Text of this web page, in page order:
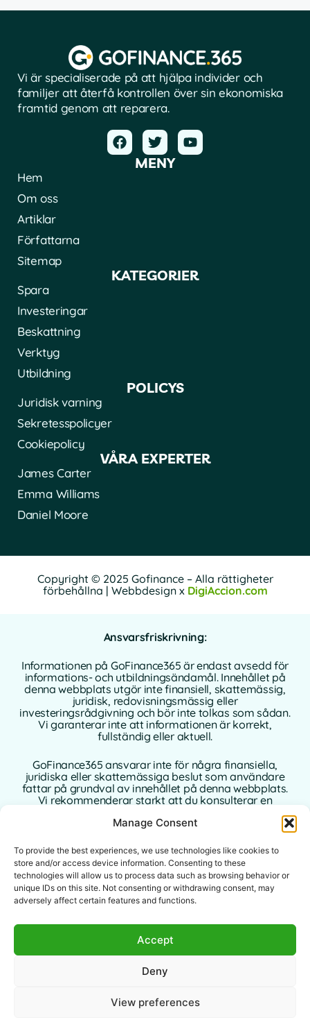
Manage Consent
To provide the best experiences, we use technologies like cookies to
store and/or access device information. Consenting to these
technologies will allow us to process data such as browsing behavior or
unique IDs on this site. Not consenting or withdrawing consent, may
adversely affect certain features and functions.
Accept
Deny
View preferences
Vi är specialiserade på att hjälpa individer och
familjer att återfå kontrollen över sin ekonomiska
framtid genom att reparera.
MENY
Hem
Om oss
Artiklar
Författarna
Sitemap
KATEGORIER
Spara
Investeringar
Beskattning
Verktyg
Utbildning
POLICYS
Juridisk varning
Sekretesspolicyer
Cookiepolicy
VÅRA EXPERTER
James Carter
Emma Williams
Daniel Moore
Copyright © 2025 Gofinance – Alla rättigheter
förbehållna | Webbdesign x DigiAccion.com
Ansvarsfriskrivning:
Informationen på GoFinance365 är endast avsedd för
informations- och utbildningsändamål. Innehållet på
denna webbplats utgör inte finansiell, skattemässig,
juridisk, redovisningsmässig eller
investeringsrådgivning och bör inte tolkas som sådan.
Vi garanterar inte att informationen är korrekt,
fullständig eller aktuell.
GoFinance365 ansvarar inte för några finansiella,
juridiska eller skattemässiga beslut som användare
fattar på grundval av innehållet på denna webbplats.
Vi rekommenderar starkt att du konsulterar en
ditt hemland innan du fattar några beslut som rör dina
Användning av denna webbplats innebär att du
accepterar denna ansvarsfriskrivning i sin helhet.
Varken GoFinance365 eller dess författare eller
bidragsgivare tar något ansvar för direkta, indirekta
användningen av den information som tillhandahålls.
tillämpliga eller tillåtna i vissa jurisdiktioner. Varje
relevansen och tillämpligheten av innehållet enligt sin
lokala lagstiftning.